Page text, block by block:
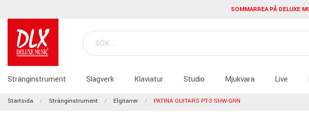
SOMMARREA PÅ DELUXE
Stränginstrument Slagverk Klaviatur Studio Mjukvara Live
Startsida Stränginstrument Elgitarrer PATINA GUITARS PT-3 SHW-GRN